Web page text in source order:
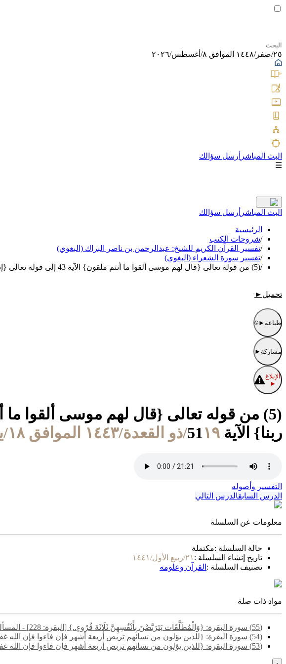
٢٥/صفر/١٤٤٨ الموافق ٨/أغسطس/٢٠٢٦
البث المباشر أرسل سؤالك
☰
البث المباشر أرسل سؤالك
الرئيسية
/شروحات الكتب
/تفسير القرآن الكريم للشيخ: عبدالرحمن بن ناصر البراك (البغوي)
/تفسير سورة الشعراء (البغوي)
/(5) من قوله تعالى {قال لهم موسى ألقوا ما أنتم ملقون} الآية 43 إلى قوله تعالى {إنا نطمع أن يغفر لنا ربنا} الآية 51
تحميل ►
طباعة ►
مشاركة ►
الإبلاغ
►
ربنا} الآية 51 ١٩/ذو القعدة/١٤٤٣ الموافق ١٨/يونيو/٢٠٢٢
التفسير وأصوله
الدرس السابقالدرس التالي
معلومات عن السلسلة
حالة السلسلة :مكتملة
تاريخ إنشاء السلسلة : ٢١/ربيع الأول/١٤٤١
تصنيف السلسلة : القرآن وعلومه
مواد ذات صلة
(55) سورة البقرة: {وَالْمُطَلَّقَات يَتَرَبَّصْنَ بِأَنْفُسِهِنَّ ثَلَاثَةَ قُرُوءٍ..} [البقرة: 228] - المسألة الأولى
(54) سورة البقرة: {للذين يؤلون من نسائهم تربص أربعة أشهر فإن فاءوا فإن الله غفور رحيم..} [البقرة: 226] - المسألة التاسعة
(53) سورة البقرة: {للذين يؤلون من نسائهم تربص أربعة أشهر فإن فاءوا فإن الله غفور رحيم..} [البقرة: 226] - المسألة الأولى